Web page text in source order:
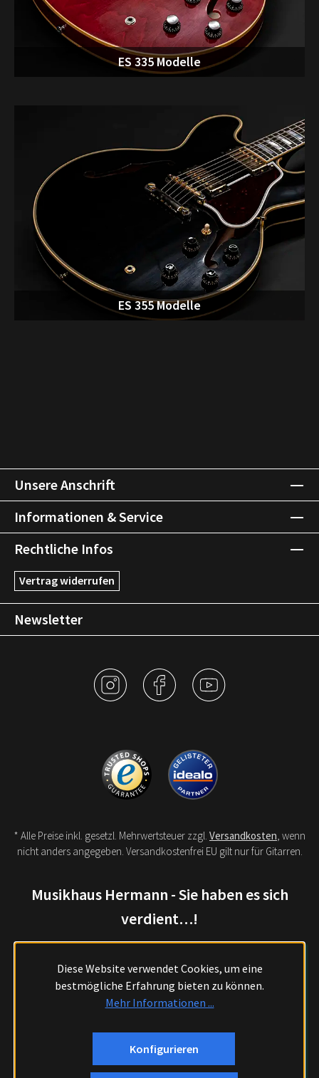
ES 335 Modelle
ES 355 Modelle
Unsere Anschrift
Informationen & Service
Rechtliche Infos
Vertrag widerrufen
Newsletter
* Alle Preise inkl. gesetzl. Mehrwertsteuer zzgl. Versandkosten, wenn
nicht anders angegeben. Versandkostenfrei EU gilt nur für Gitarren.
Musikhaus Hermann - Sie haben es sich
verdient…!
Diese Website verwendet Cookies, um eine
bestmögliche Erfahrung bieten zu können.
Mehr Informationen ...
Konfigurieren